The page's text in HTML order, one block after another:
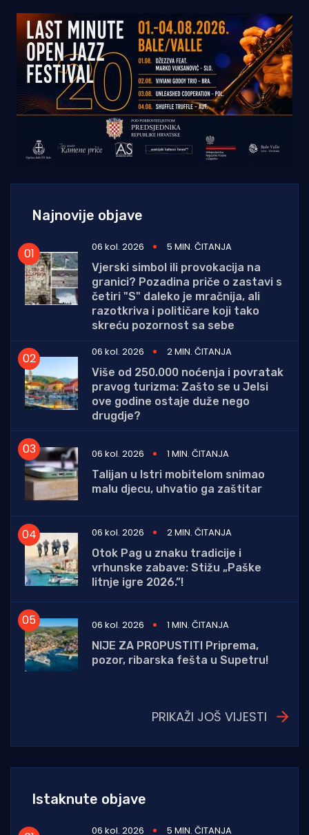
Najnovije objave
06 kol. 2026
5 MIN. ČITANJA
Vjerski simbol ili provokacija na
granici? Pozadina priče o zastavi s
četiri "S" daleko je mračnija, ali
razotkriva i političare koji tako
skreću pozornost sa sebe
06 kol. 2026
2 MIN. ČITANJA
Više od 250.000 noćenja i povratak
pravog turizma: Zašto se u Jelsi
ove godine ostaje duže nego
drugdje?
06 kol. 2026
1 MIN. ČITANJA
Talijan u Istri mobitelom snimao
malu djecu, uhvatio ga zaštitar
06 kol. 2026
2 MIN. ČITANJA
Otok Pag u znaku tradicije i
vrhunske zabave: Stižu „Paške
litnje igre 2026.”!
06 kol. 2026
1 MIN. ČITANJA
NIJE ZA PROPUSTITI Priprema,
pozor, ribarska fešta u Supetru!
PRIKAŽI JOŠ VIJESTI
Istaknute objave
06 kol. 2026 5 MIN. ČITANJA